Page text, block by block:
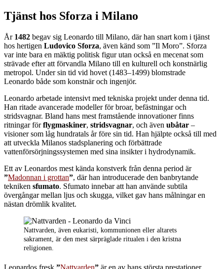
Tjänst hos Sforza i Milano
År 1482 begav sig Leonardo till Milano, där han snart kom i tjänst
hos hertigen Ludovico Sforza, även känd som ”Il Moro”. Sforza
var inte bara en mäktig politisk figur utan också en mecenat som
strävade efter att förvandla Milano till en kulturell och konstnärlig
metropol. Under sin tid vid hovet (1483–1499) blomstrade
Leonardo både som konstnär och ingenjör.
Leonardo arbetade intensivt med tekniska projekt under denna tid.
Han ritade avancerade modeller för broar, befästningar och
stridsvagnar. Bland hans mest framstående innovationer finns
ritningar förflygmaskiner, stridsvagnar, och även ubåtar –
visioner som låg hundratals år före sin tid. Han hjälpte också till med
att utveckla Milanos stadsplanering och förbättrade
vattenförsörjningssystemen med sina insikter i hydrodynamik.
Ett av Leonardos mest kända konstverk från denna period är
”Madonnan i grottan”, där han introducerade den banbrytande
tekniken sfumato. Sfumato innebar att han använde subtila
övergångar mellan ljus och skugga, vilket gav hans målningar en
nästan drömlik kvalitet.
Nattvarden, även eukaristi, kommunionen eller altarets
sakrament, är den mest särpräglade ritualen i den kristna
religionen.